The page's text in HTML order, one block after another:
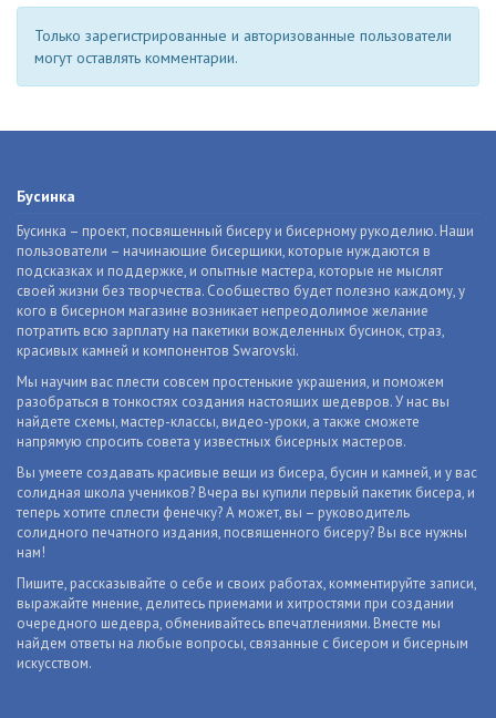
Только зарегистрированные и авторизованные пользователи
могут оставлять комментарии.
Бусинка
Бусинка – проект, посвященный бисеру и бисерному рукоделию. Наши
пользователи – начинающие бисерщики, которые нуждаются в
подсказках и поддержке, и опытные мастера, которые не мыслят
своей жизни без творчества. Сообщество будет полезно каждому, у
кого в бисерном магазине возникает непреодолимое желание
потратить всю зарплату на пакетики вожделенных бусинок, страз,
красивых камней и компонентов Swarovski.
Мы научим вас плести совсем простенькие украшения, и поможем
разобраться в тонкостях создания настоящих шедевров. У нас вы
найдете схемы, мастер-классы, видео-уроки, а также сможете
напрямую спросить совета у известных бисерных мастеров.
Вы умеете создавать красивые вещи из бисера, бусин и камней, и у вас
солидная школа учеников? Вчера вы купили первый пакетик бисера, и
теперь хотите сплести фенечку? А может, вы – руководитель
солидного печатного издания, посвященного бисеру? Вы все нужны
нам!
Пишите, рассказывайте о себе и своих работах, комментируйте записи,
выражайте мнение, делитесь приемами и хитростями при создании
очередного шедевра, обменивайтесь впечатлениями. Вместе мы
найдем ответы на любые вопросы, связанные с бисером и бисерным
искусством.